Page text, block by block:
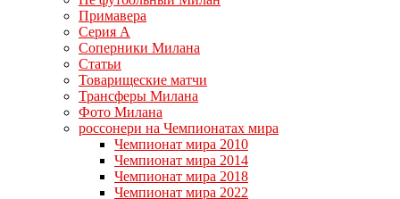
Примавера
Серия А
Соперники Милана
Статьи
Товарищеские матчи
Трансферы Милана
Фото Милана
россонери на Чемпионатах мира
Чемпионат мира 2010
Чемпионат мира 2014
Чемпионат мира 2018
Чемпионат мира 2022